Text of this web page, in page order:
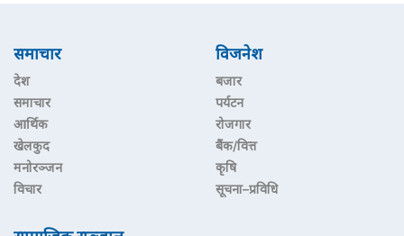
समाचार
देश
समाचार
आर्थिक
खेलकुद
मनोरञ्जन
विचार
विजनेश
बजार
पर्यटन
रोजगार
बैंक/वित्त
कृषि
सूचना–प्रविधि